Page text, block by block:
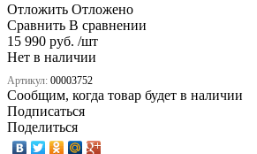
Отложить Отложено
Сравнить В сравнении
15 990 руб. /шт
Нет в наличии
Артикул: 00003752
Сообщим, когда товар будет в наличии
Подписаться
Поделиться